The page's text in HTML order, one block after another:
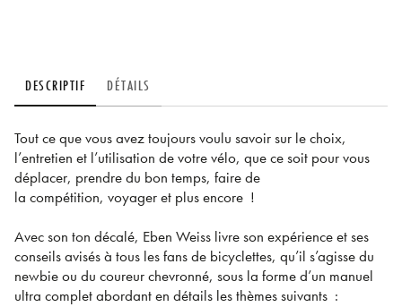
DESCRIPTIF DÉTAILS
Tout ce que vous avez toujours voulu savoir sur le choix,
l’entretien et l’utilisation de votre vélo, que ce soit pour vous
déplacer, prendre du bon temps, faire de
la compétition, voyager et plus encore !
Avec son ton décalé, Eben Weiss livre son expérience et ses
conseils avisés à tous les fans de bicyclettes, qu’il s’agisse du
newbie ou du coureur chevronné, sous la forme d’un manuel
ultra complet abordant en détails les thèmes suivants :